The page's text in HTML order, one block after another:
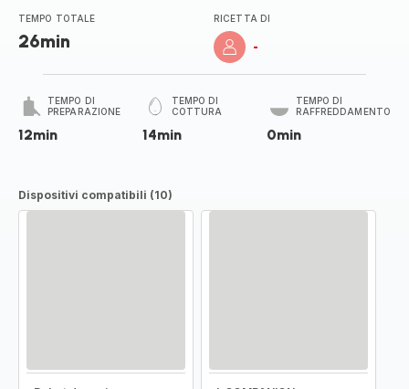
TEMPO TOTALE
26min
RICETTA DI
-
TEMPO DI
PREPARAZIONE
12min
TEMPO DI
COTTURA
14min
TEMPO DI
RAFFREDDAMENTO
0min
Dispositivi compatibili (10)